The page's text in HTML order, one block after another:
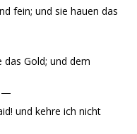
fein; und sie hauen das
das Gold; und dem
—
und kehre ich nicht